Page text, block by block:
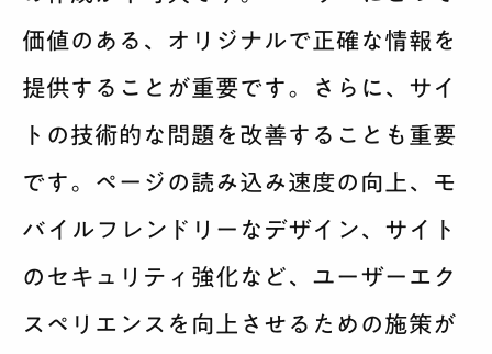
価値のある、オリジナルで正確な情報を
提供することが重要です。さらに、サイ
トの技術的な問題を改善することも重要
です。ページの読み込み速度の向上、モ
バイルフレンドリーなデザイン、サイト
のセキュリティ強化など、ユーザーエク
スペリエンスを向上させるための施策が